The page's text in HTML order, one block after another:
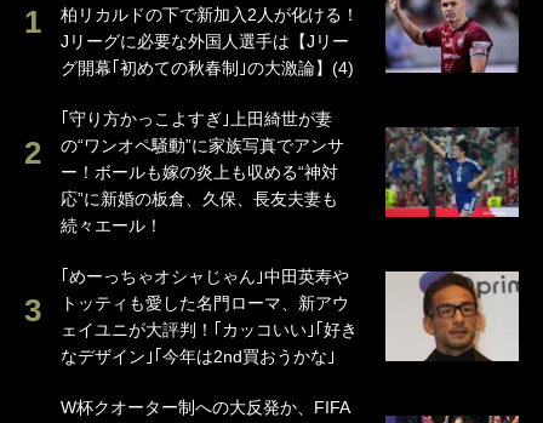
柏リカルドの下で新加入2人が化ける！
Jリーグに必要な外国人選手は【Jリー
グ開幕｢初めての秋春制｣の大激論】(4)
｢守り方かっこよすぎ｣上田綺世が妻
の“ワンオペ騒動”に家族写真でアンサ
ー！ボールも嫁の炎上も収める“神対
応”に新婚の板倉、久保、長友夫妻も
続々エール！
｢めーっちゃオシャじゃん｣中田英寿や
トッティも愛した名門ローマ、新アウ
ェイユニが大評判！｢カッコいい｣｢好き
なデザイン｣｢今年は2nd買おうかな｣
W杯クオーター制への大反発か、FIFA